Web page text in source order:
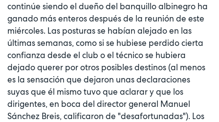
continúe siendo el dueño del banquillo albinegro ha
ganado más enteros después de la reunión de este
miércoles. Las posturas se habían alejado en las
últimas semanas, como si se hubiese perdido cierta
confianza desde el club o el técnico se hubiera
dejado querer por otros posibles destinos (al menos
es la sensación que dejaron unas declaraciones
suyas que él mismo tuvo que aclarar y que los
dirigentes, en boca del director general Manuel
Sánchez Breis, calificaron de "desafortunadas"). Los